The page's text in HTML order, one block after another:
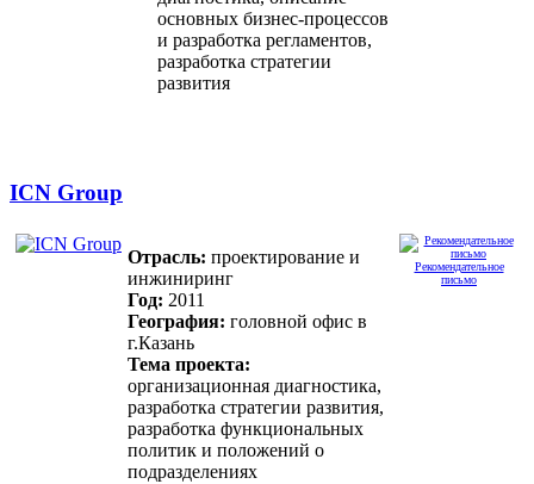
основных бизнес-процессов
и разработка регламентов,
разработка стратегии
развития
ICN Group
Рекомендательное
письмо
Отрасль: проектирование и
инжиниринг
Год: 2011
География: головной офис в
г.Казань
Тема проекта:
организационная диагностика,
разработка стратегии развития,
разработка функциональных
политик и положений о
подразделениях